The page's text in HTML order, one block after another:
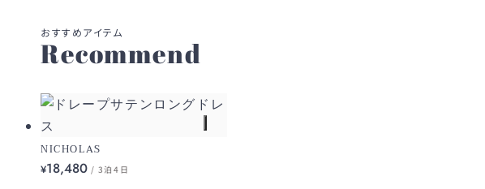
Recommend
NICHOLAS
¥18,480 / 3泊4日